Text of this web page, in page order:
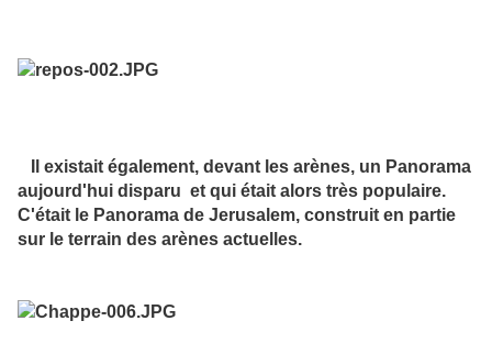
Il existait également, devant les arènes, un Panorama
aujourd'hui disparu et qui était alors très populaire.
C'était le Panorama de Jerusalem, construit en partie
sur le terrain des arènes actuelles.